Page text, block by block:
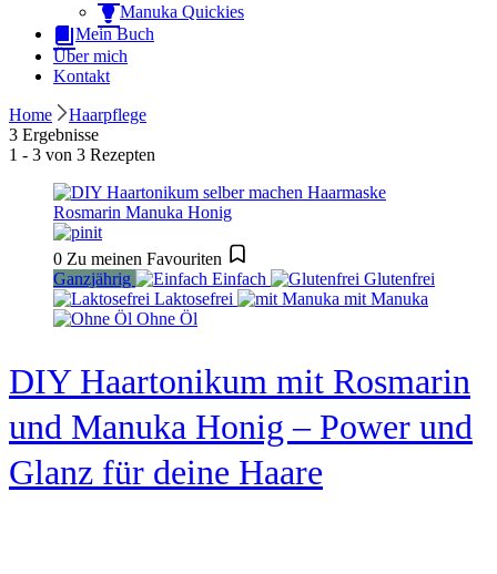
Manuka Quickies
Mein Buch
Über mich
Kontakt
Home
Haarpflege
3 Ergebnisse
1 - 3 von 3 Rezepten
0 Zu meinen Favouriten
Ganzjährig
Einfach
Glutenfrei
Laktosefrei
mit Manuka
Ohne Öl
DIY Haartonikum mit Rosmarin
und Manuka Honig – Power und
Glanz für deine Haare